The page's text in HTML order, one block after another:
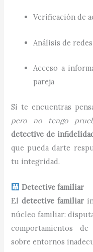
Verificación de
Análisis de
Acceso a
pareja
Si te encuentras
pero no tengo
detective de
que pueda darte
tu integridad.
Detective familiar
Eldetective familiar
núcleo familiar:
comportamientos
sobre entornos